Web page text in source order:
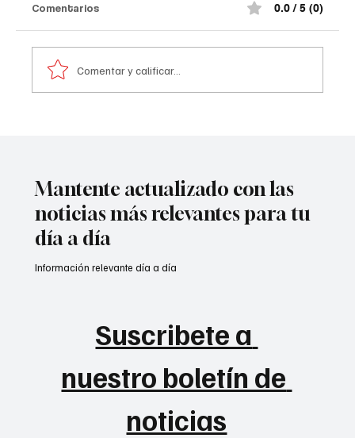
Comentarios 0.0 / 5 (0)
Comentar y calificar...
Mantente actualizado con las
noticias más relevantes para tu
día a día
Suscribete a
nuestro boletín de
noticias
Información relevante día a día